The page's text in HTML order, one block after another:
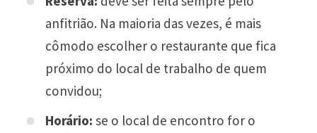
anfitrião. Na maioria das vezes, é mais
cômodo escolher o restaurante que fica
próximo do local de trabalho de quem
convidou;
Horário: se o local de encontro for o